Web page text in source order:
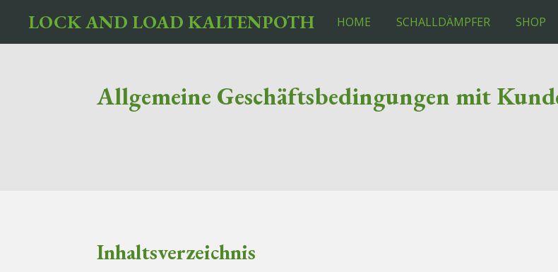
Zum
Hauptinhalt
LOCK AND LOAD KALTENPOTH HOME SCHALLDÄMPFER SHOP
Allgemeine Geschäftsbedingungen mit
Inhaltsverzeichnis